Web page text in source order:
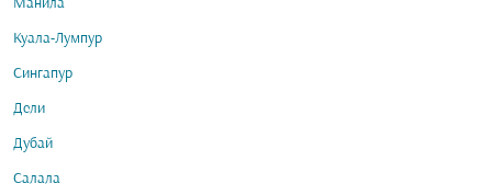
Манила
Куала-Лумпур
Сингапур
Дели
Дубай
Салала